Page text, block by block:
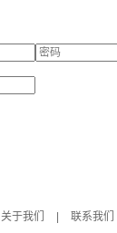
关于我们
联系我们